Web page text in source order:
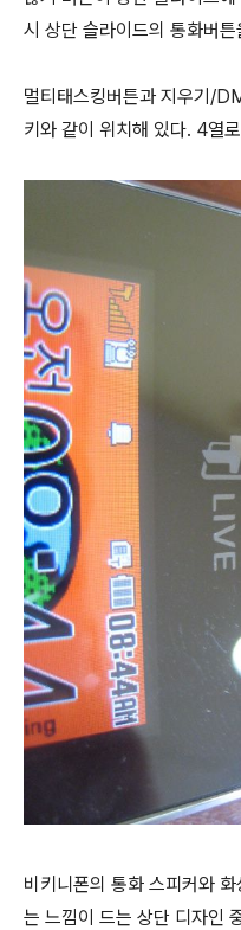
시 상단 슬라이드의 통화버
멀티태스킹버튼과 지우기/
키와 같이 위치해 있다. 4열
비키니폰의 통화 스피커와
는 느낌이 드는 상단 디자인